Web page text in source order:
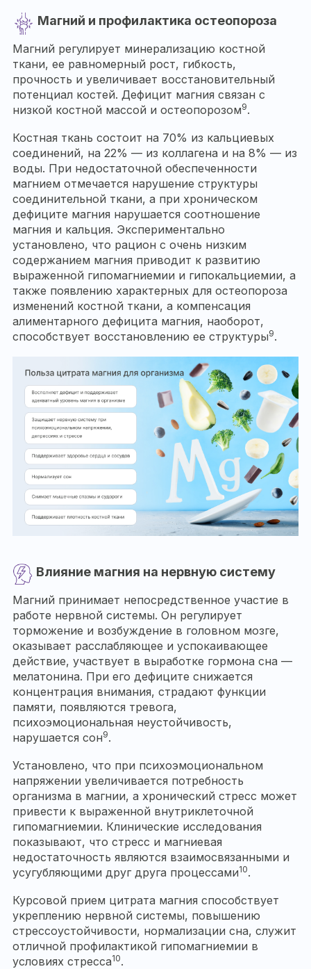
Магний и профилактика остеопороза
Магний регулирует минерализацию костной
ткани, ее равномерный рост, гибкость,
прочность и увеличивает восстановительный
потенциал костей. Дефицит магния связан с
низкой костной массой и остеопорозом9.
Костная ткань состоит на 70% из кальциевых
соединений, на 22% — из коллагена и на 8% — из
воды. При недостаточной обеспеченности
магнием отмечается нарушение структуры
соединительной ткани, а при хроническом
дефиците магния нарушается соотношение
магния и кальция. Экспериментально
установлено, что рацион с очень низким
содержанием магния приводит к развитию
выраженной гипомагниемии и гипокальциемии, а
также появлению характерных для остеопороза
изменений костной ткани, а компенсация
алиментарного дефицита магния, наоборот,
способствует восстановлению ее структуры9.
Влияние магния на нервную систему
Магний принимает непосредственное участие в
работе нервной системы. Он регулирует
торможение и возбуждение в головном мозге,
оказывает расслабляющее и успокаивающее
действие, участвует в выработке гормона сна —
мелатонина. При его дефиците снижается
концентрация внимания, страдают функции
памяти, появляются тревога,
психоэмоциональная неустойчивость,
нарушается сон9.
Установлено, что при психоэмоциональном
напряжении увеличивается потребность
организма в магнии, а хронический стресс может
привести к выраженной внутриклеточной
гипомагниемии. Клинические исследования
показывают, что стресс и магниевая
недостаточность являются взаимосвязанными и
усугубляющими друг друга процессами10.
Курсовой прием цитрата магния способствует
укреплению нервной системы, повышению
стрессоустойчивости, нормализации сна, служит
отличной профилактикой гипомагниемии в
условиях стресса10.